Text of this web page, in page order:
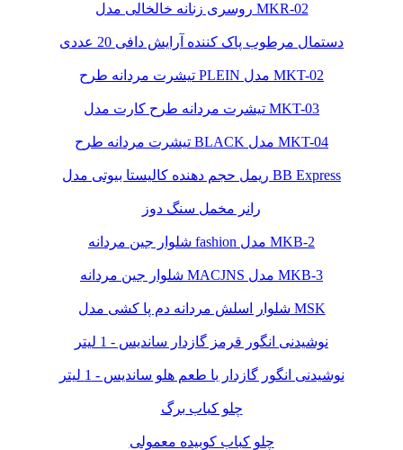
روسری زنانه خالخالی مدل MKR-02
دستمال مرطوب پاک کننده آرایش دافی 20 عددی
تیشرت مردانه طرح PLEIN مدل MKT-02
تیشرت مردانه طرح کارت مدل MKT-03
تیشرت مردانه طرح BLACK مدل MKT-04
ریمل حجم دهنده کالیستا بیوتی مدل BB Express
رانر مخمل سنگ دوز
شلوار جین مردانه fashion مدل MKB-2
شلوار جین مردانه MACJNS مدل MKB-3
شلوار اسلش مردانه دم پا کشی مدل MSK
نوشیدنی انگور قرمز گازدار ساندیس - 1 لیتر
نوشیدنی انگور گازدار با طعم هلو ساندیس - 1 لیتر
چلو کباب برگ
چلو کباب کوبیده معمولی